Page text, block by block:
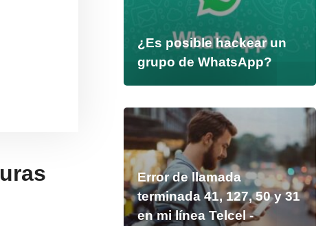
¿Es posible hackear un
grupo de WhatsApp?
Error de llamada
terminada 41, 127, 50 y 31
en mi línea Telcel -